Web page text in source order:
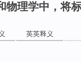
物理学中，将
英英释义